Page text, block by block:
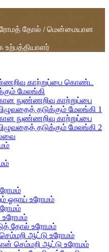
தோல் / மென்மையான
உற்பத்தியாளர்
காற்றுப்பை கொண்ட
மேலங்கி
நுண்ணறிவு காற்றுப்பை
தடுக்கும் மேலங்கி 1
நுண்ணறிவு காற்றுப்பை
தடுக்கும் மேலங்கி 2
ஓநாய் உரோமம்
உரோமம்
தோல் உரோமம்
ஆட்டு உரோமம்
செம்மறி ஆட்டு உரோமம்